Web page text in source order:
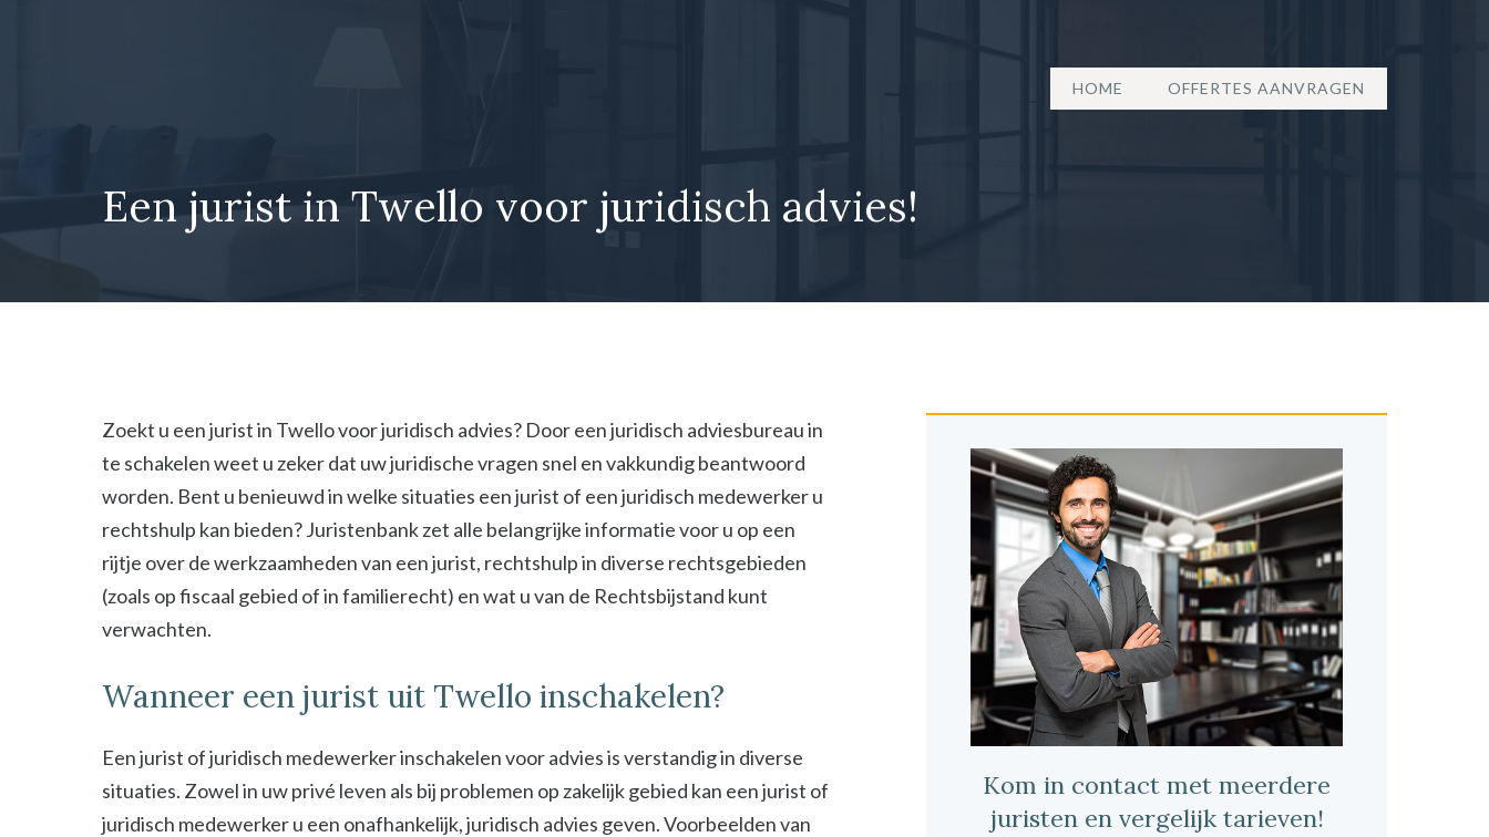
HOME OFFERTES AANVRAGEN
Een jurist in Twello voor juridisch advies!
Zoekt u een jurist in Twello voor juridisch advies? Door een juridisch adviesbureau in
te schakelen weet u zeker dat uw juridische vragen snel en vakkundig beantwoord
worden. Bent u benieuwd in welke situaties een jurist of een juridisch medewerker u
rechtshulp kan bieden? Juristenbank zet alle belangrijke informatie voor u op een
rijtje over de werkzaamheden van een jurist, rechtshulp in diverse rechtsgebieden
(zoals op fiscaal gebied of in familierecht) en wat u van de Rechtsbijstand kunt
verwachten.
Wanneer een jurist uit Twello inschakelen?
Een jurist of juridisch medewerker inschakelen voor advies is verstandig in diverse
situaties. Zowel in uw privé leven als bij problemen op zakelijk gebied kan een jurist of
juridisch medewerker u een onafhankelijk, juridisch advies geven. Voorbeelden van
Kom in contact met meerdere
juristen en vergelijk tarieven!